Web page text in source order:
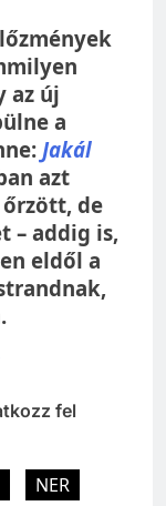
az új
a
Jakál
azt
de
– addig is,
eldől a
fel
NER